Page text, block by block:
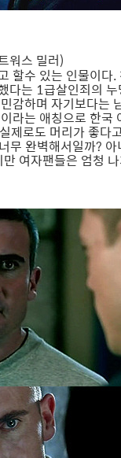
워스 밀러)
할수 있는 인물이다
는 1급살인죄의
감하며 자기보다는
라는 애칭으로 한국
제로도 머리가 좋다
완벽해서일까?
여자팬들은 엄청